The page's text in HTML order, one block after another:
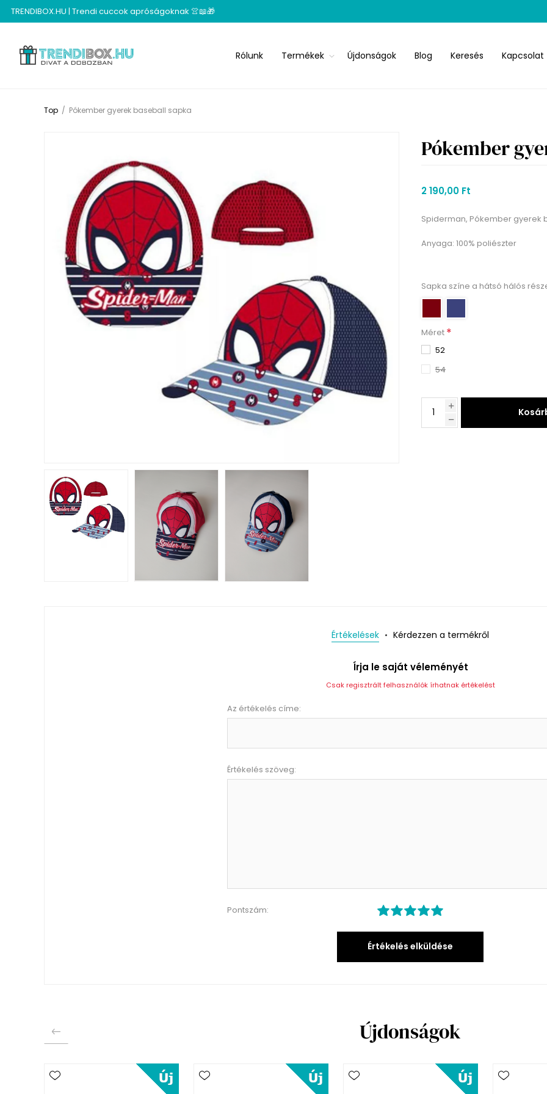
TRENDIBOX.HU | Trendi cuccok apróságoknak 👚📖🎁
Rólunk Termékek Újdonságok Blog Keresés Kapcsolat
Top / Pókember gyerek baseball sapka
Pókember
2 190,00 Ft
Spiderman, Pókember gyerek
Anyaga: 100% poliészter
Sapka színe a hátsó hálós
Méret *
52
54
Értékelések Kérdezzen a termékről
Írja le saját véleményét
Csak regisztrált felhasználók írhatnak értékelést
Az értékelés címe:
Értékelés szöveg:
Pontszám:
Értékelés elküldése
Újdonságok